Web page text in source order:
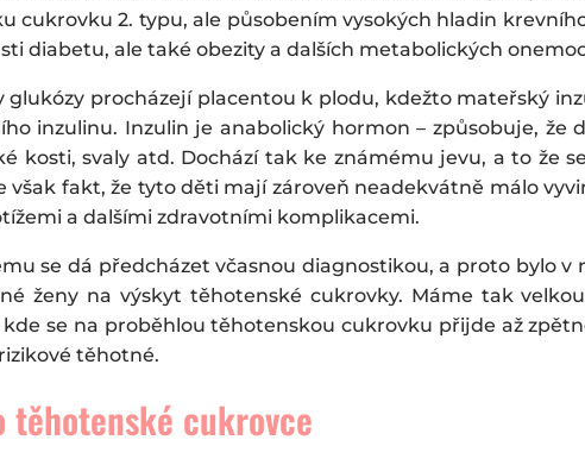
cukrovku 2. typu, ale působením vysokých hladin
diabetu, ale také obezity a dalších metabolických
glukózy procházejí placentou k plodu, kdežto mateřský
inzulinu. Inzulin je anabolický hormon – způsobuje,
kosti, svaly atd. Dochází tak ke známému jevu, a to že
však fakt, že tyto děti mají zároveň neadekvátně málo
a dalšími zdravotními komplikacemi.
se dá předcházet včasnou diagnostikou, a proto bylo
ženy na výskyt těhotenské cukrovky. Máme tak
kde se na proběhlou těhotenskou cukrovku přijde až
těhotné.
těhotenské cukrovce